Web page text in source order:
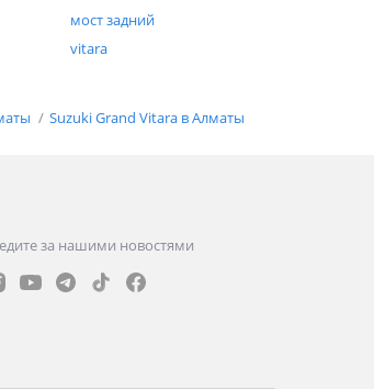
мост задний
vitara
Suzuki Grand Vitara в Алматы
за нашими новостями